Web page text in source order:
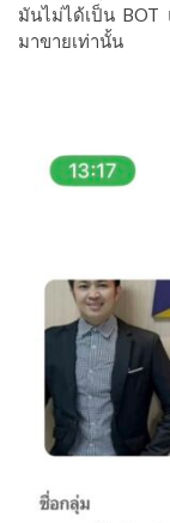
มันไม่ได้เป็น
มาขายเท่านั้น